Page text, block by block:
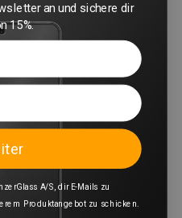
an und sichere dir
15%.
A/S, dir E-Mails zu
Produktangebot zu schicken.